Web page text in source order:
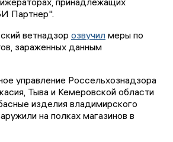
Партнер".
ветнадзор озвучил меры по
зараженных данным
управление Россельхознадзора
Тыва и Кемеровской области
изделия владимирского
на полках магазинов в